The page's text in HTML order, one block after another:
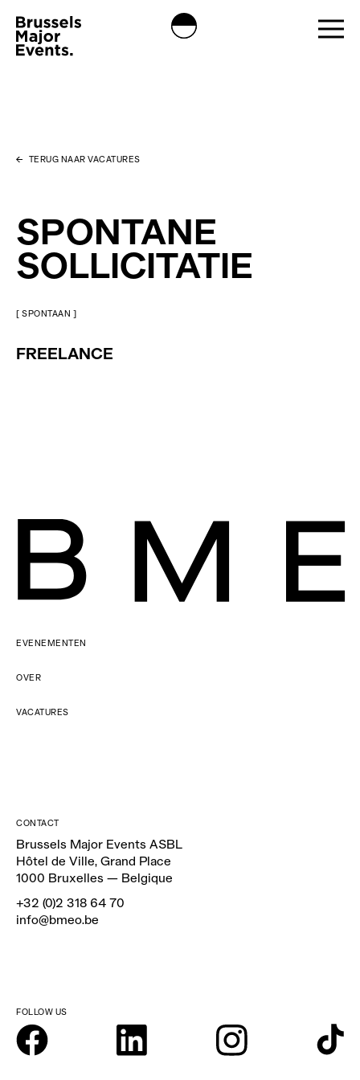
TERUG NAAR VACATURES
SPONTANE
SOLLICITATIE
[ SPONTAAN ]
FREELANCE
EVENEMENTEN
OVER
VACATURES
CONTACT
Brussels Major Events ASBL
Hôtel de Ville, Grand Place
1000 Bruxelles — Belgique
+32 (0)2 318 64 70
info@bmeo.be
FOLLOW US
FRANS
NEDERLANDS
ENGELS